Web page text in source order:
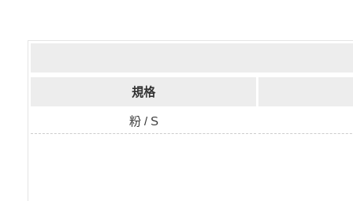
規格
粉 / S